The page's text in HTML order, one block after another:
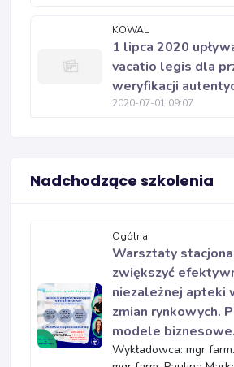
KOWAL
1 lipca 2020
vacatio legis dla
weryfikacji
2020-07-01 09:07
Nadchodzące szkolenia
Ogólna
Warsztaty
zwiększyć
niezależnej apteki
zmian rynkowych.
modele biznesowe.
Wykładowca: mgr